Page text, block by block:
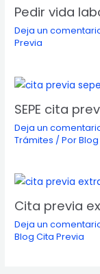
Pedir vida
Deja un
Previa
SEPE cita
Deja un
Trámites / Por
Cita previa
Deja un
Blog Cita Previa